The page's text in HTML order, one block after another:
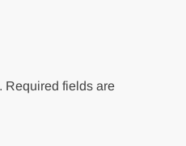
Required fields are